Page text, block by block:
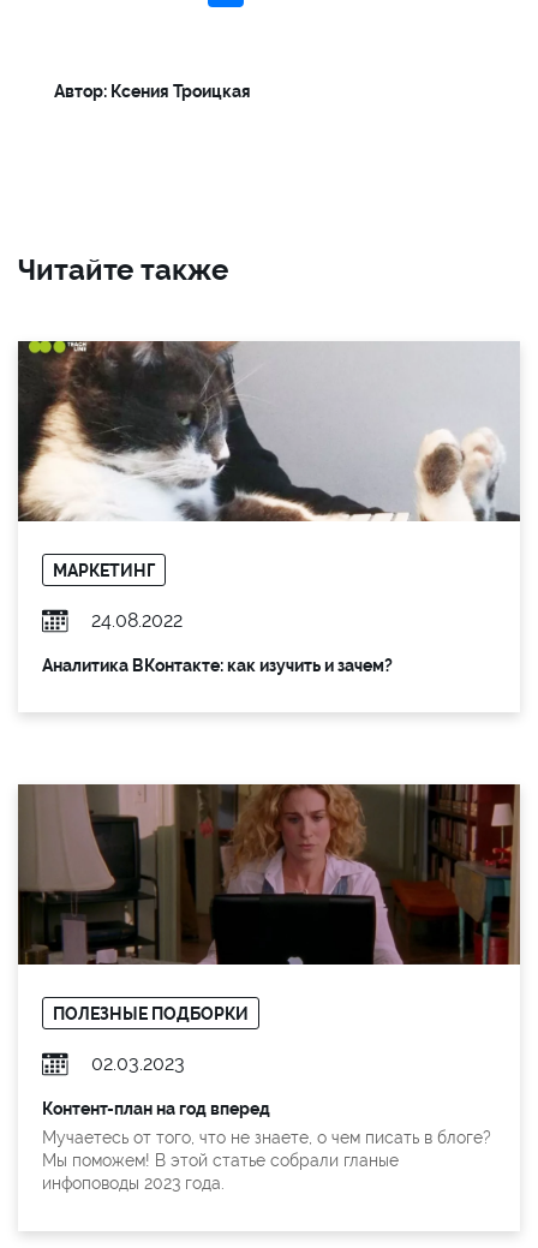
Автор: Ксения Троицкая
Читайте также
МАРКЕТИНГ
24.08.2022
Аналитика ВКонтакте: как изучить и зачем?
ПОЛЕЗНЫЕ ПОДБОРКИ
02.03.2023
Контент-план на год вперед
Мучаетесь от того, что не знаете, о чем писать в блоге?
Мы поможем! В этой статье собрали гланые
инфоповоды 2023 года.